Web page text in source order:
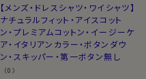
【メンズ・ドレスシャツ・ワイシャツ】
ナチュラルフィット・アイスコット
ン・プレミアムコットン・イージーケ
ア・イタリアンカラー・ボタンダウ
ン・スキッパー・第一ボタン無し
（0）